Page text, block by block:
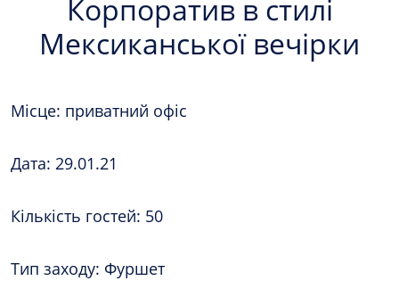
Гарячі
Корпоратив в стилі
Мексиканської вечірки
Місце: приватний офіс
Дата: 29.01.21
Кількість гостей: 50
Тип заходу: Фуршет